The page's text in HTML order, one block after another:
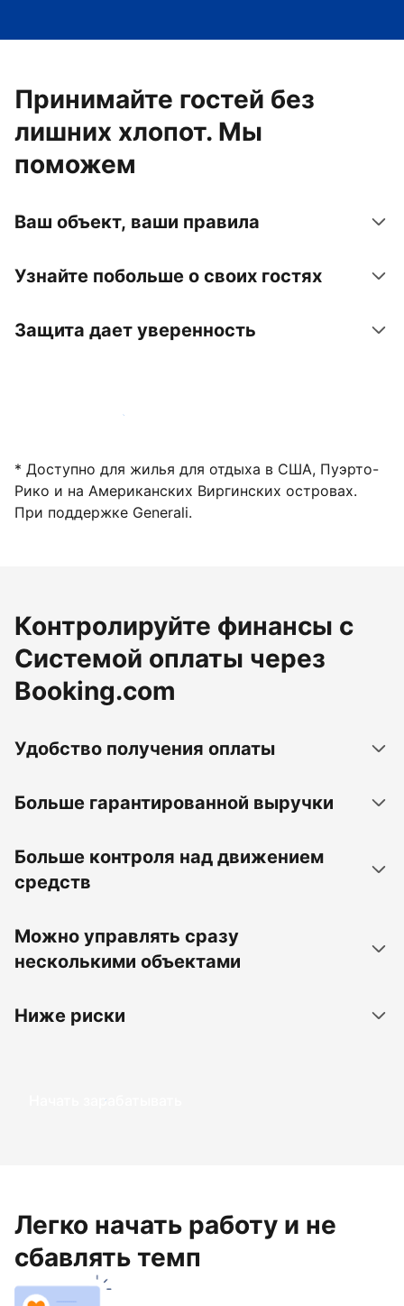
Принимайте гостей без
лишних хлопот. Мы
поможем
Ваш объект, ваши правила
Узнайте побольше о своих гостях
Защита дает уверенность
Зарегистрировать объект
* Доступно для жилья для отдыха в США, Пуэрто-
Рико и на Американских Виргинских островах.
При поддержке Generali.
Контролируйте финансы с
Системой оплаты через
Booking.com
Удобство получения оплаты
Больше гарантированной выручки
Больше контроля над движением
средств
Можно управлять сразу
несколькими объектами
Ниже риски
Начать зарабатывать
Легко начать работу и не
сбавлять темп